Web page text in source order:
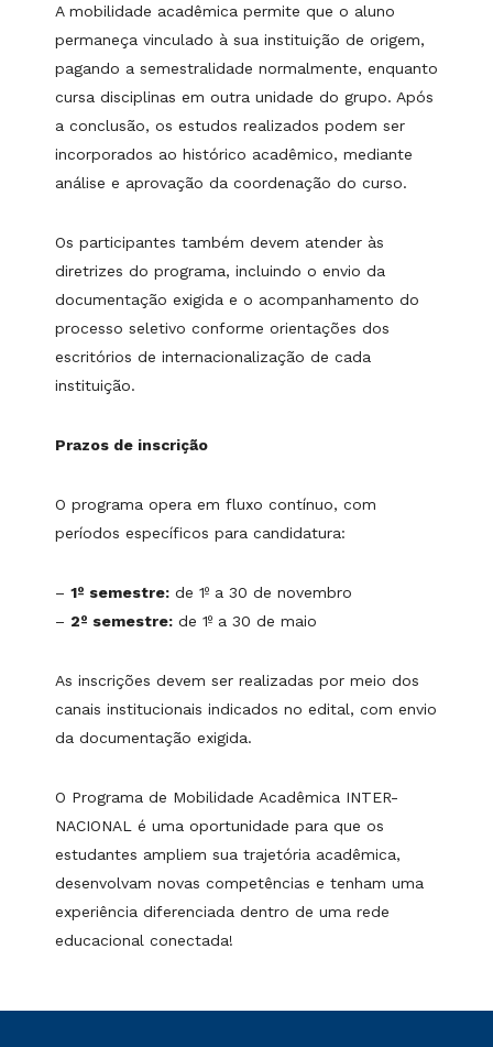
A mobilidade acadêmica permite que o aluno
permaneça vinculado à sua instituição de origem,
pagando a semestralidade normalmente, enquanto
cursa disciplinas em outra unidade do grupo. Após
a conclusão, os estudos realizados podem ser
incorporados ao histórico acadêmico, mediante
análise e aprovação da coordenação do curso.
Os participantes também devem atender às
diretrizes do programa, incluindo o envio da
documentação exigida e o acompanhamento do
processo seletivo conforme orientações dos
escritórios de internacionalização de cada
instituição.
Prazos de inscrição
O programa opera em fluxo contínuo, com
períodos específicos para candidatura:
– 1º semestre: de 1º a 30 de novembro
– 2º semestre: de 1º a 30 de maio
As inscrições devem ser realizadas por meio dos
canais institucionais indicados no edital, com envio
da documentação exigida.
O Programa de Mobilidade Acadêmica INTER-
NACIONAL é uma oportunidade para que os
estudantes ampliem sua trajetória acadêmica,
desenvolvam novas competências e tenham uma
experiência diferenciada dentro de uma rede
educacional conectada!